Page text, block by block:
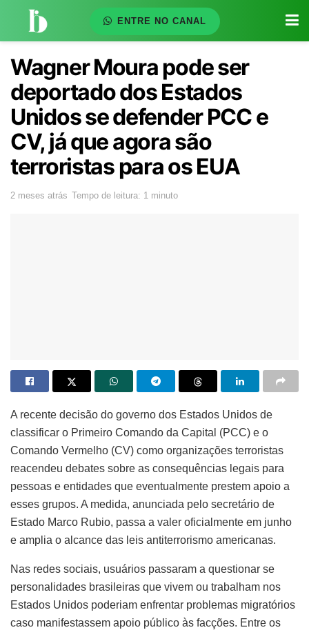
ENTRE NO CANAL
Wagner Moura pode ser
deportado dos Estados
Unidos se defender PCC e
CV, já que agora são
terroristas para os EUA
2 meses atrás Tempo de leitura: 1 minuto
A recente decisão do governo dos Estados Unidos de
classificar o Primeiro Comando da Capital (PCC) e o
Comando Vermelho (CV) como organizações terroristas
reacendeu debates sobre as consequências legais para
pessoas e entidades que eventualmente prestem apoio a
esses grupos. A medida, anunciada pelo secretário de
Estado Marco Rubio, passa a valer oficialmente em junho
e amplia o alcance das leis antiterrorismo americanas.
Nas redes sociais, usuários passaram a questionar se
personalidades brasileiras que vivem ou trabalham nos
Estados Unidos poderiam enfrentar problemas migratórios
caso manifestassem apoio público às facções. Entre os